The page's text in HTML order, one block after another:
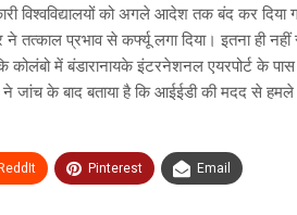
विश्वविद्यालयों को अगले आदेश तक बंद कर
तत्काल प्रभाव से कर्फ्यू लगा दिया। इतना ही
कोलंबो में बंडारानायके इंटरनेशनल एयरपोर्ट के
जांच के बाद बताया है कि आईईडी की मदद से
Pinterest Email